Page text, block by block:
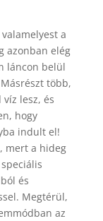
a
azonban elég
láncon belül
több,
lesz, és
hogy
indult el!
mert a hideg
és
Megtérül,
az